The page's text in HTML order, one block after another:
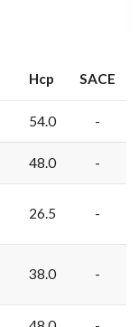
Hcp SACE
54.0 -
48.0 -
26.5 -
38.0 -